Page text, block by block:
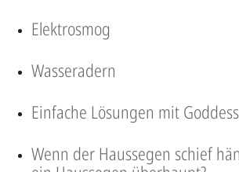
Elektrosmog
Wasseradern
Einfache Lösungen mit
Wenn der Haussegen schief